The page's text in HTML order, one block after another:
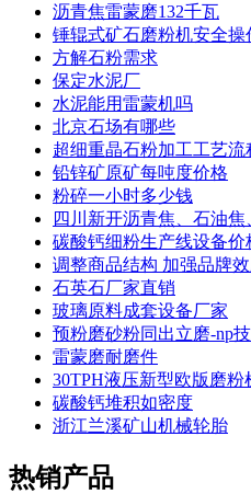
沥青焦雷蒙磨132千瓦
锤辊式矿石磨粉机安全操
方解石粉需求
保定水泥厂
水泥能用雷蒙机吗
北京石场有哪些
超细重晶石粉加工工艺流
铅锌矿原矿每吨度价格
粉碎一小时多少钱
四川新开沥青焦、石油
碳酸钙细粉生产线设备
调整商品结构 加强品牌
石英石厂家直销
玻璃原料成套设备厂家
预粉磨砂粉同出立磨-np
雷蒙磨耐磨件
30TPH液压新型欧版磨粉
碳酸钙堆积如密度
浙江兰溪矿山机械轮胎
热销产品